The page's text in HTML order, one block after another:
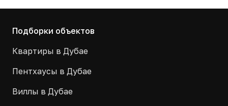
Подборки объектов
Квартиры в Дубае
Пентхаусы в Дубае
Виллы в Дубае